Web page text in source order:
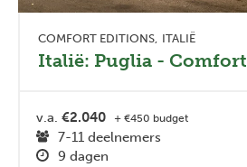
COMFORT EDITIONS ITALIË
Italië: Puglia - Comfort
v.a. €2.040 + €450 budget
7-11 deelnemers
9 dagen